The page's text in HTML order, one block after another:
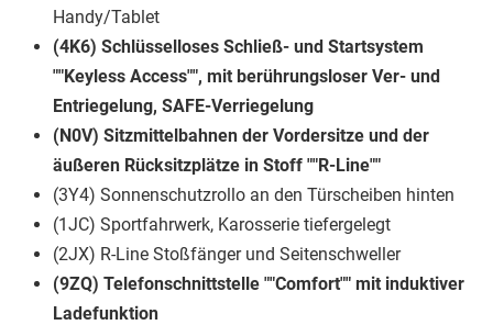
Handy/Tablet
(4K6) Schlüsselloses Schließ- und Startsystem
""Keyless Access"", mit berührungsloser Ver- und
Entriegelung, SAFE-Verriegelung
(N0V) Sitzmittelbahnen der Vordersitze und der
äußeren Rücksitzplätze in Stoff ""R-Line""
(3Y4) Sonnenschutzrollo an den Türscheiben hinten
(1JC) Sportfahrwerk, Karosserie tiefergelegt
(2JX) R-Line Stoßfänger und Seitenschweller
(9ZQ) Telefonschnittstelle ""Comfort"" mit induktiver
Ladefunktion